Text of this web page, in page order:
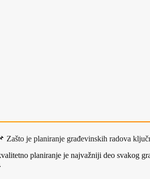
Zašto je planiranje građevinskih radova
planiranje je najvažniji deo svakog